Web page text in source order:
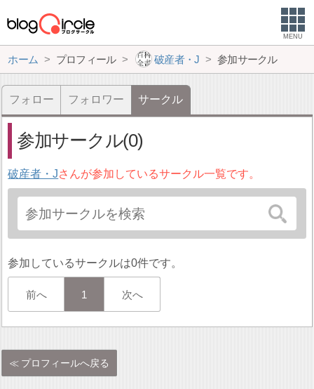
MENU
ホーム プロフィール 破産者・J 参加サークル
フォロー フォロワー サークル
参加サークル(0)
破産者・Jさんが参加しているサークル一覧です。
参加しているサークルは0件です。
前へ 1 次へ
プロフィールへ戻る